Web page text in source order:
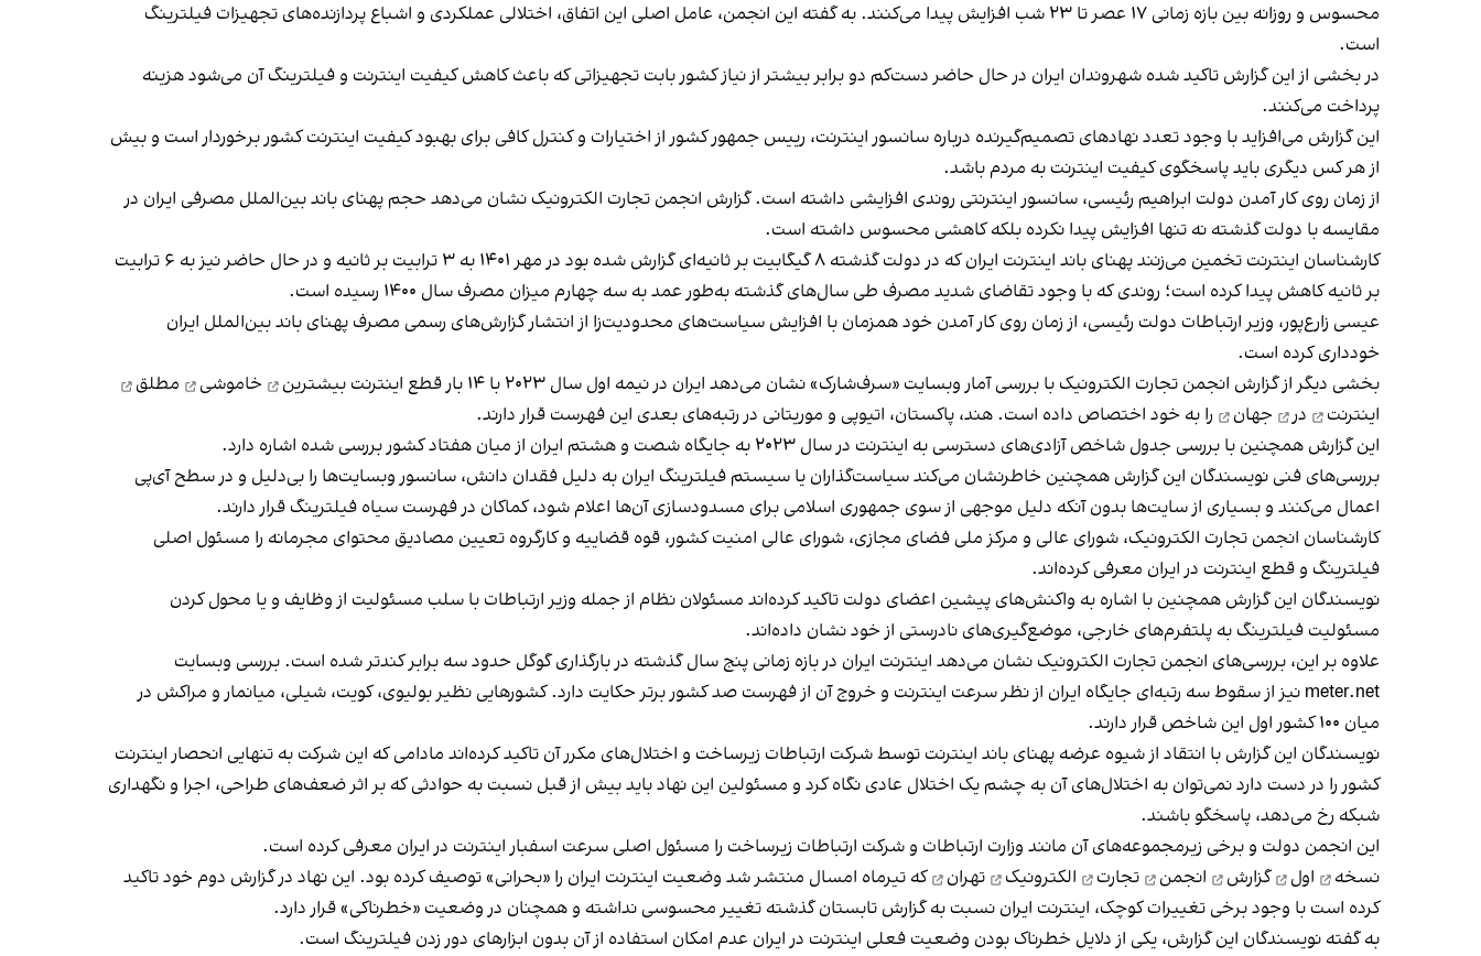
محسوس و روزانه بین بازه زمانی ۱۷ عصر تا ۲۳ شب افزایش پیدا می‌کنند. به گفته این انجمن، عامل اصلی این اتفاق، اختلالی عملکردی و اشباع پردازنده‌های تجهیزات فیلترینگ
است.
در بخشی از این گزارش تاکید شده شهروندان ایران در حال حاضر دست‌کم دو برابر بیشتر از نیاز کشور بابت تجهیزاتی که باعث کاهش کیفیت اینترنت و فیلترینگ آن می‌شود هزینه
پرداخت می‌کنند.
این گزارش می‌افزاید با وجود تعدد نهادهای تصمیم‌گیرنده درباره سانسور اینترنت، رییس جمهور کشور از اختیارات و کنترل کافی برای بهبود کیفیت اینترنت کشور برخوردار است و بیش
از هر کس دیگری باید پاسخگوی کیفیت اینترنت به مردم باشد.
از زمان روی کار آمدن دولت ابراهیم رئیسی، سانسور اینترنتی روندی افزایشی داشته است. گزارش انجمن تجارت الکترونیک نشان می‌دهد حجم پهنای باند بین‌الملل مصرفی ایران در
مقایسه با دولت گذشته نه تنها افزایش پیدا نکرده بلکه کاهشی محسوس داشته است.
کارشناسان اینترنت تخمین می‌زنند پهنای باند اینترنت ایران که در دولت گذشته ۸ گیگابیت بر ثانیه‌ای گزارش شده بود در مهر ۱۴۰۱ به ۳ ترابیت بر ثانیه و در حال حاضر نیز به ۶ ترابیت
بر ثانیه کاهش پیدا کرده است؛ روندی که با وجود تقاضای شدید مصرف طی سال‌های گذشته به‌طور عمد به سه چهارم میزان مصرف سال ۱۴۰۰ رسیده است.
عیسی زارع‌پور، وزیر ارتباطات دولت رئیسی، از زمان روی کار آمدن خود همزمان با افزایش سیاست‌های محدودیت‌زا از انتشار گزارش‌های رسمی مصرف پهنای باند بین‌الملل ایران
خودداری کرده است.
بخشی دیگر از گزارش انجمن تجارت الکترونیک با بررسی آمار وبسایت «سرف‌شارک» نشان می‌دهد ایران در نیمه اول سال ۲۰۲۳ با ۱۴ بار قطع اینترنت
بیشترین خاموشی
مطلق
اینترنت
در جهان
را به خود اختصاص داده است. هند، پاکستان، اتیوپی و موریتانی در رتبه‌های بعدی این فهرست قرار دارند.
این گزارش همچنین با بررسی جدول شاخص آزادی‌های دسترسی به اینترنت در سال ۲۰۲۳ به جایگاه شصت و هشتم ایران از میان هفتاد کشور بررسی شده اشاره دارد.
بررسی‌های فنی نویسندگان این گزارش همچنین خاطرنشان می‌کند سیاست‌گذاران یا سیستم فیلترینگ ایران به دلیل فقدان دانش، سانسور وبسایت‌ها را بی‌دلیل و در سطح آی‌پی
اعمال می‌کنند و بسیاری از سایت‌ها بدون آنکه دلیل موجهی از سوی جمهوری اسلامی برای مسدودسازی آن‌ها اعلام شود، کماکان در فهرست سیاه فیلترینگ قرار دارند.
کارشناسان انجمن تجارت الکترونیک، شورای عالی و مرکز ملی فضای مجازی، شورای عالی امنیت کشور، قوه قضاییه و کارگروه تعیین مصادیق محتوای مجرمانه را مسئول اصلی
فیلترینگ و قطع اینترنت در ایران معرفی کرده‌اند.
نویسندگان این گزارش همچنین با اشاره به واکنش‌های پیشین اعضای دولت تاکید کرده‌اند مسئولان نظام از جمله وزیر ارتباطات با سلب مسئولیت از وظایف و یا محول کردن
مسئولیت فیلترینگ به پلتفرم‌های خارجی، موضع‌گیری‌های نادرستی از خود نشان داده‌اند.
علاوه بر این، بررسی‌های انجمن تجارت الکترونیک نشان می‌دهد اینترنت ایران در بازه زمانی پنج سال گذشته در بارگذاری گوگل حدود سه برابر کندتر شده است. بررسی وبسایت
meter.net نیز از سقوط سه رتبه‌ای جایگاه ایران از نظر سرعت اینترنت و خروج آن از فهرست صد کشور برتر حکایت دارد. کشورهایی نظیر بولیوی، کویت، شیلی، میانمار و مراکش در
میان ۱۰۰ کشور اول این شاخص قرار دارند.
نویسندگان این گزارش با انتقاد از شیوه عرضه پهنای باند اینترنت توسط شرکت ارتباطات زیرساخت و اختلال‌های مکرر آن تاکید کرده‌اند مادامی که این شرکت به تنهایی انحصار اینترنت
کشور را در دست دارد نمی‌توان به اختلال‌های آن به چشم یک اختلال عادی نگاه کرد و مسئولین این نهاد باید بیش از قبل نسبت به حوادثی که بر اثر ضعف‌های طراحی، اجرا و نگهداری
شبکه رخ می‌دهد، پاسخگو باشند.
این انجمن دولت و برخی زیرمجموعه‌های آن مانند وزارت ارتباطات و شرکت ارتباطات زیرساخت را مسئول اصلی سرعت اسفبار اینترنت در ایران معرفی کرده است.
نسخه
اول گزارش انجمن تجارت الکترونیک تهران
که تیرماه امسال منتشر شد وضعیت اینترنت ایران را «بحرانی» توصیف کرده بود. این نهاد در گزارش دوم خود تاکید
کرده است با وجود برخی تغییرات کوچک، اینترنت ایران نسبت به گزارش تابستان گذشته تغییر محسوسی نداشته و همچنان در وضعیت «خطرناکی» قرار دارد.
به گفته نویسندگان این گزارش، یکی از دلایل خطرناک بودن وضعیت فعلی اینترنت در ایران عدم امکان استفاده از آن بدون ابزارهای دور زدن فیلترینگ است.